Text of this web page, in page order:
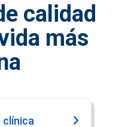
calidad
más
clínica